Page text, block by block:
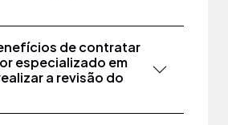
de contratar
especializado em
a revisão do